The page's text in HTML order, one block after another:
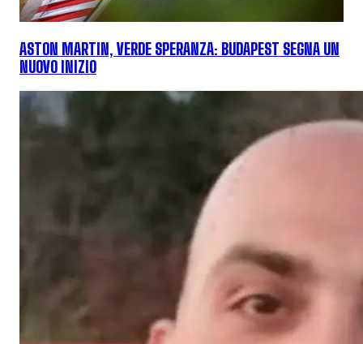
ASTON MARTIN, VERDE SPERANZA: BUDAPEST SEGNA UN
NUOVO INIZIO